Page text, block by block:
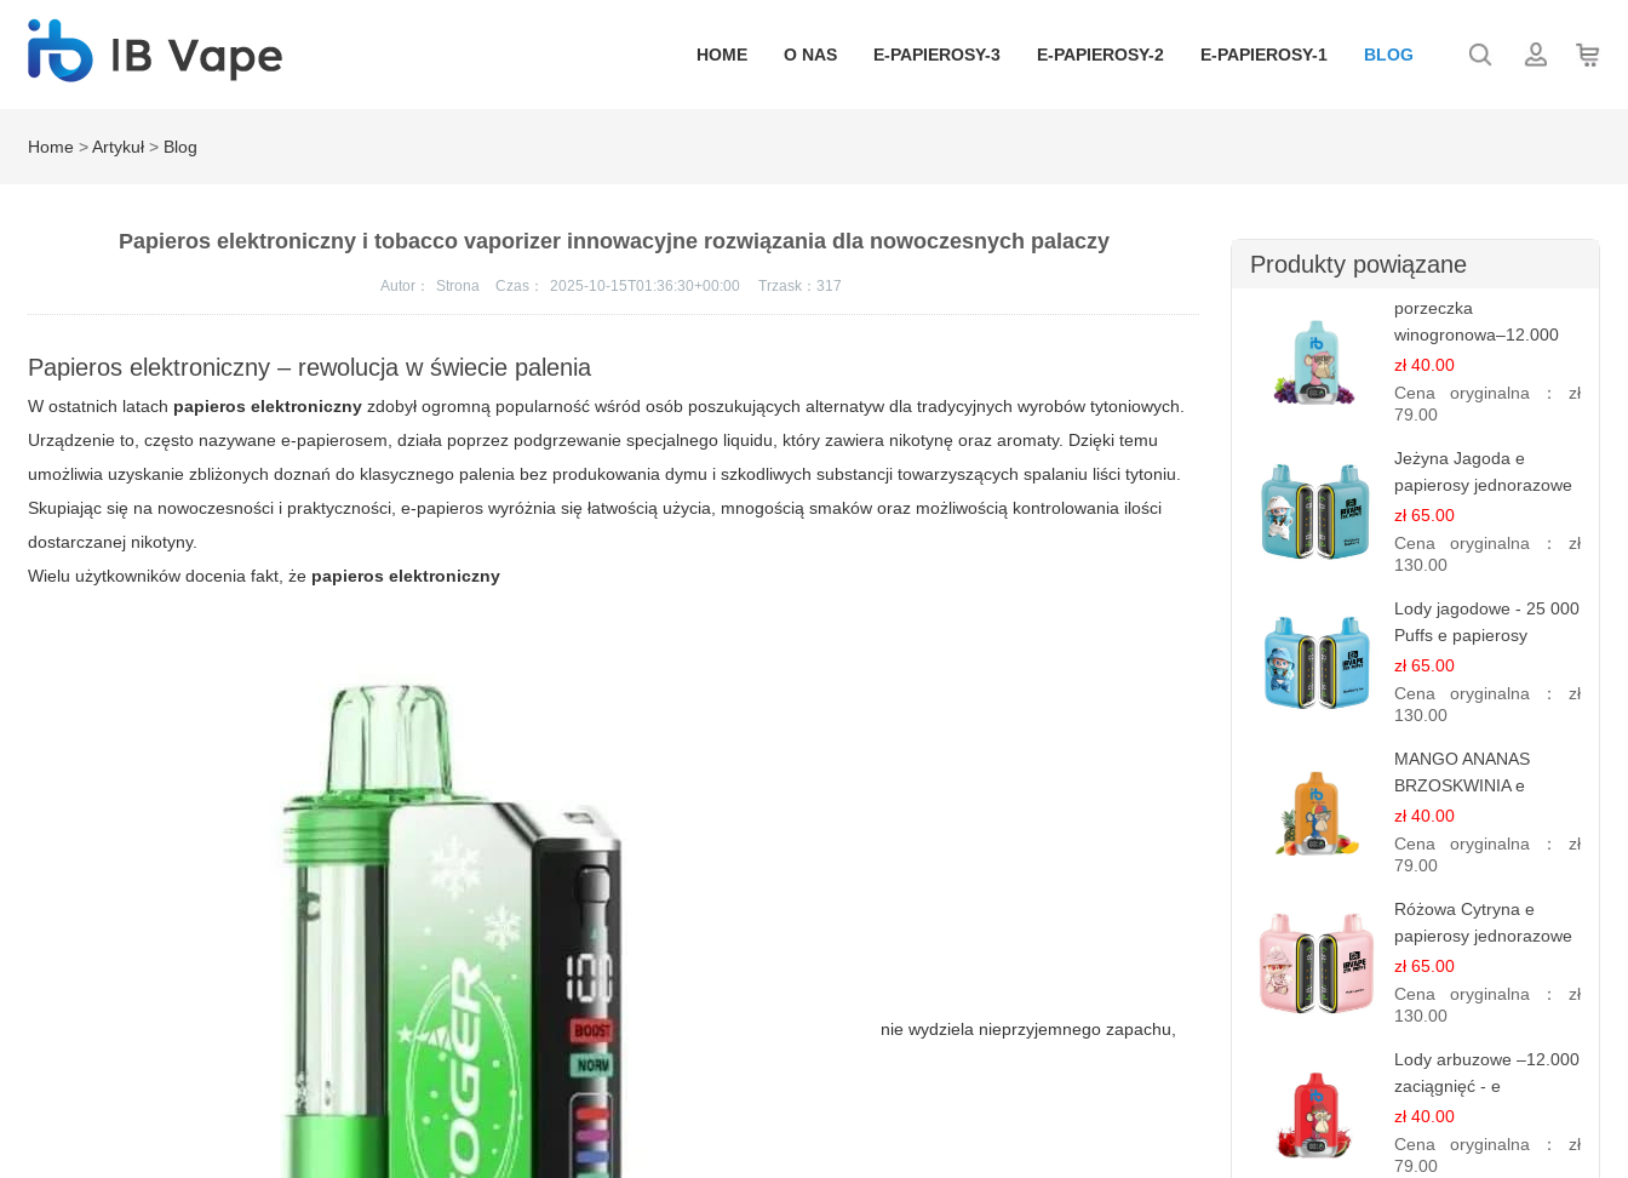
HOME O NAS E-PAPIEROSY-3 E-PAPIEROSY-2 E-PAPIEROSY-1 BLOG
Home >Artykuł > Blog
Papieros elektroniczny i tobacco vaporizer innowacyjne rozwiązania dla nowoczesnych palaczy
Autor： Strona Czas： 2025-10-15T01:36:30+00:00 Trzask： 317
Papieros elektroniczny – rewolucja w świecie palenia
W ostatnich latach papieros elektroniczny zdobył ogromną popularność wśród osób poszukujących alternatyw dla tradycyjnych wyrobów tytoniowych.
Urządzenie to, często nazywane e-papierosem, działa poprzez podgrzewanie specjalnego liquidu, który zawiera nikotynę oraz aromaty. Dzięki temu
umożliwia uzyskanie zbliżonych doznań do klasycznego palenia bez produkowania dymu i szkodliwych substancji towarzyszących spalaniu liści tytoniu.
Skupiając się na nowoczesności i praktyczności, e-papieros wyróżnia się łatwością użycia, mnogością smaków oraz możliwością kontrolowania ilości
dostarczanej nikotyny.
Wielu użytkowników docenia fakt, że papieros elektroniczny
nie wydziela nieprzyjemnego zapachu,
Produkty powiązane
porzeczka
winogronowa–12.000
zaciągnięć - e
papierosy
zł 40.00
Cena oryginalna： zł
79.00
Jeżyna Jagoda e
papierosy jednorazowe
- 25 000 Puffs
zł 65.00
Cena oryginalna： zł
130.00
Lody jagodowe - 25 000
Puffs e papierosy
jednorazowe
zł 65.00
Cena oryginalna： zł
130.00
MANGO ANANAS
BRZOSKWINIA e
papierosy – 12.000
zaciągnięć
zł 40.00
Cena oryginalna： zł
79.00
Różowa Cytryna e
papierosy jednorazowe
- 25 000 Puffs
zł 65.00
Cena oryginalna： zł
130.00
Lody arbuzowe –12.000
zaciągnięć - e
papierosy jednorazowe
zł 40.00
Cena oryginalna： zł
79.00